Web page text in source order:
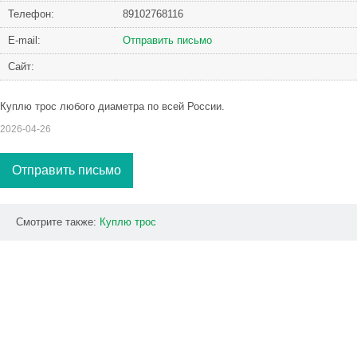
Телефон: 89102768116
Е-mail: Отправить письмо
Сайт:
Куплю трос любого диаметра по всей России.
2026-04-26
Отправить письмо
Смотрите также: Куплю трос